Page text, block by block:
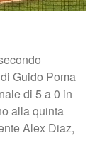
Guido Poma
di 5 a 0 in
alla quinta
Alex Diaz,